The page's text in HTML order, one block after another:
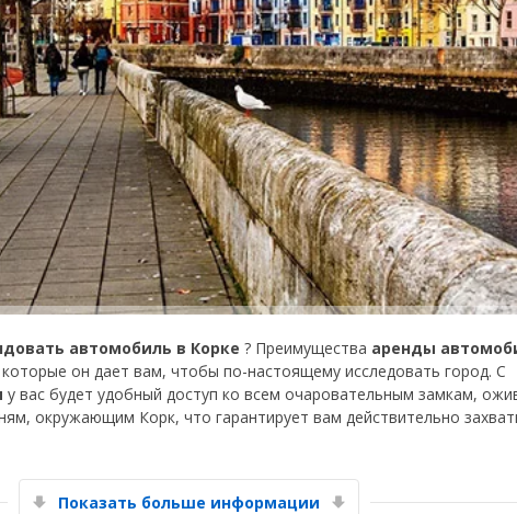
автомобиль в Корке ? Преимущества аренды
он дает вам, чтобы по-настоящему исследовать город. С
у вас будет удобный доступ ко всем очаровательным замкам,
окружающим Корк, что гарантирует вам действительно
Показать больше информации
Лучшие сбережения
Получите доступ к эксклюзивным
предложениям партнёров
Войти с помощью eLink